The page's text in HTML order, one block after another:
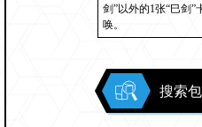
剑”以外的1张“巳剑
唤。
搜索